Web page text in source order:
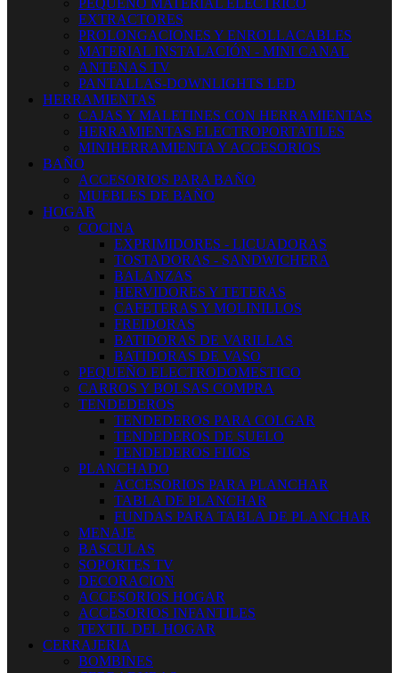
PEQUEÑO MATERIAL ELECTRICO
EXTRACTORES
PROLONGACIONES Y ENROLLACABLES
MATERIAL INSTALACIÓN - MINI CANAL
ANTENAS TV
PANTALLAS-DOWNLIGHTS LED
HERRAMIENTAS
CAJAS Y MALETINES CON HERRAMIENTAS
HERRAMIENTAS ELECTROPORTATILES
MINIHERRAMIENTA Y ACCESORIOS
BAÑO
ACCESORIOS PARA BAÑO
MUEBLES DE BAÑO
HOGAR
COCINA
EXPRIMIDORES - LICUADORAS
TOSTADORAS - SANDWICHERA
BALANZAS
HERVIDORES Y TETERAS
CAFETERAS Y MOLINILLOS
FREIDORAS
BATIDORAS DE VARILLAS
BATIDORAS DE VASO
PEQUEÑO ELECTRODOMESTICO
CARROS Y BOLSAS COMPRA
TENDEDEROS
TENDEDEROS PARA COLGAR
TENDEDEROS DE SUELO
TENDEDEROS FIJOS
PLANCHADO
ACCESORIOS PARA PLANCHAR
TABLA DE PLANCHAR
FUNDAS PARA TABLA DE PLANCHAR
MENAJE
BASCULAS
SOPORTES TV
DECORACION
ACCESORIOS HOGAR
ACCESORIOS INFANTILES
TEXTIL DEL HOGAR
CERRAJERIA
BOMBINES